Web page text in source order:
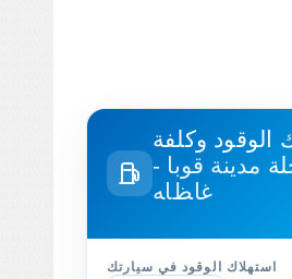
الوقود وكلفة
مدينة قوبا -
ﻏﺎﻆﺎﻪ
استهلاك الوقود في سيارتك